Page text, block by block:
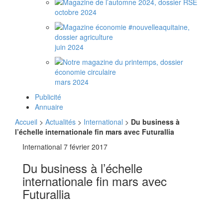
octobre 2024
juin 2024
mars 2024
Publicité
Annuaire
Accueil > Actualités > International > Du business à
l’échelle internationale fin mars avec Futurallia
International 7 février 2017
Du business à l’échelle
internationale fin mars avec
Futurallia